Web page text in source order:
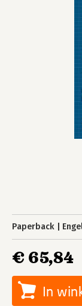
Paperback
€ 65,84
In